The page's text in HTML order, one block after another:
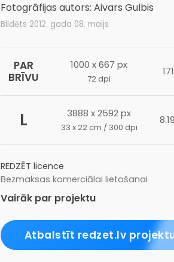
Fotogrāfijas autors: Aivars Gulbis
Bildēts 2012. gada 08. maijs
PAR
BRĪVU
1000 x 667 px
72 dpi
L 3888 x 2592 px
33 x 22 cm / 300 dpi
REDZĒT licence
Bezmaksas komerciālai lietošanai
Vairāk par projektu
Atbalstīt redzet.lv